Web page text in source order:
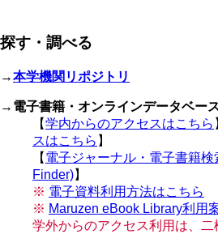
り
探す・調べる
→本学機関リポジトリ
→ 電子書籍・オンラインデータベー
【学内からのアクセスはこちら
スはこちら 】
【 電子ジャーナル・電子書籍
Finder)】
※ 電子資料利用方法はこちら
※ Maruzen eBook Library利用
学外からのアクセス利用は、